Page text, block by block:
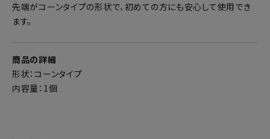
先端がコーンタイプの形状で、初めての方にも安心して使用でき
ます。
商品の詳細
形状：コーンタイプ
内容量：1個